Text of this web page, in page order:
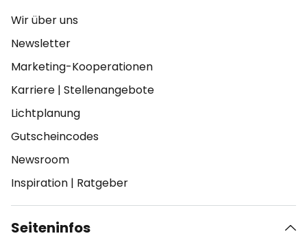
Wir über uns
Newsletter
Marketing-Kooperationen
Karriere | Stellenangebote
Lichtplanung
Gutscheincodes
Newsroom
Inspiration | Ratgeber
Seiteninfos